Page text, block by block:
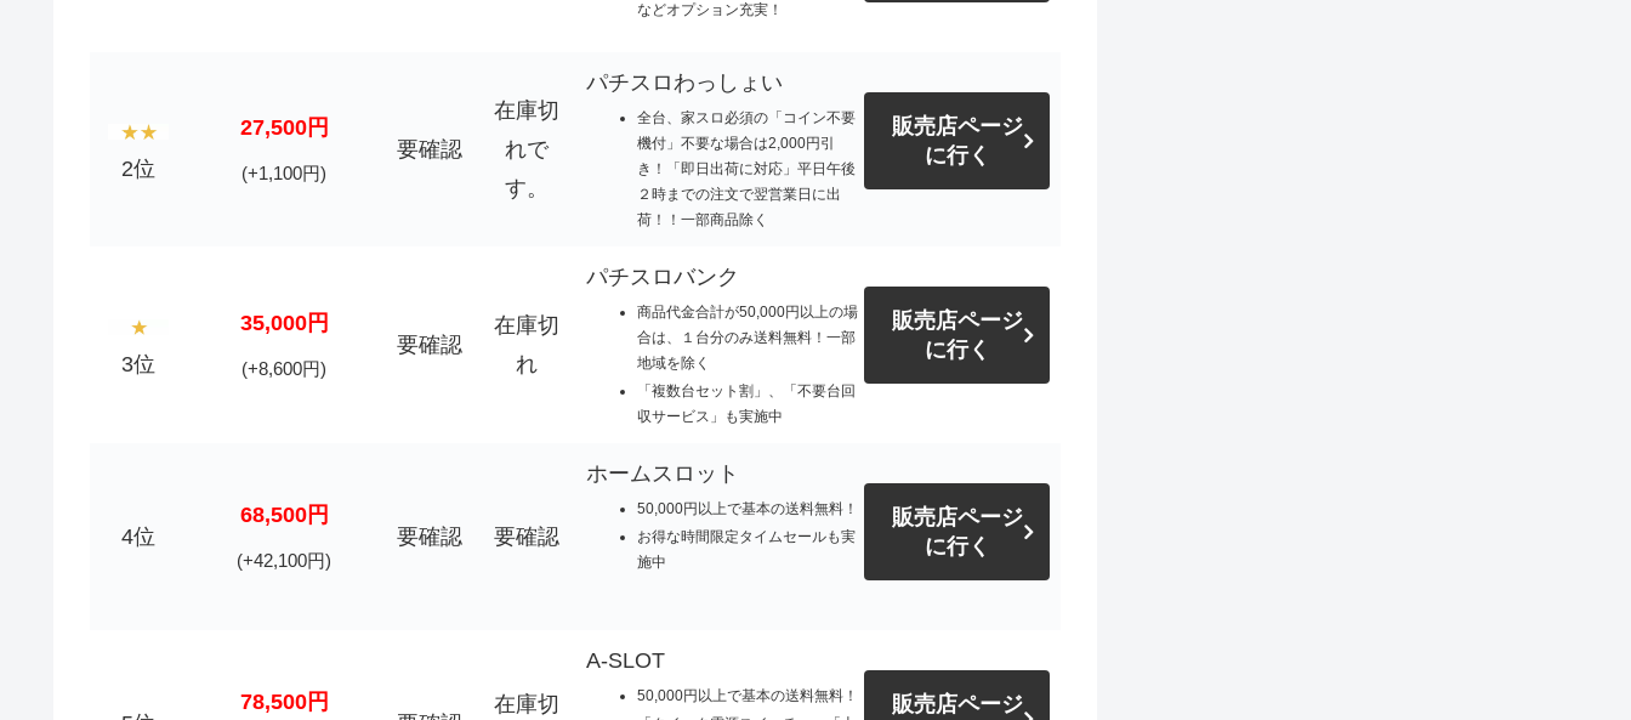
などオプション充実！
2位
27,500円
(+1,100円)
要確認
在庫切
れで
す。
パチスロわっしょい
全台、家スロ必須の「コイン不要
機付」不要な場合は2,000円引
き！「即日出荷に対応」平日午後
２時までの注文で翌営業日に出
荷！！一部商品除く
販売店ページ
に行く
3位
35,000円
(+8,600円)
要確認
在庫切
れ
パチスロバンク
商品代金合計が50,000円以上の場
合は、１台分のみ送料無料！一部
地域を除く
「複数台セット割」、「不要台回
収サービス」も実施中
販売店ページ
に行く
4位
68,500円
(+42,100円)
要確認 要確認
ホームスロット
50,000円以上で基本の送料無料！
お得な時間限定タイムセールも実
施中
販売店ページ
に行く
78,500円
在庫切
A-SLOT
50,000円以上で基本の送料無料！
販売店ページ